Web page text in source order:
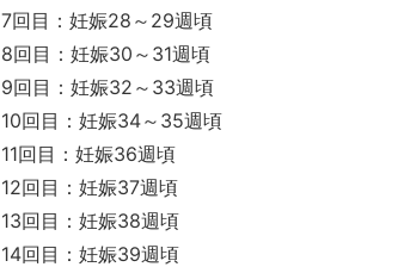
7回目：妊娠28～29週頃
8回目：妊娠30～31週頃
9回目：妊娠32～33週頃
10回目：妊娠34～35週頃
11回目：妊娠36週頃
12回目：妊娠37週頃
13回目：妊娠38週頃
14回目：妊娠39週頃